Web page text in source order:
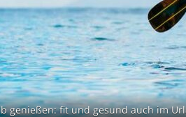
genießen: fit und gesund auch im